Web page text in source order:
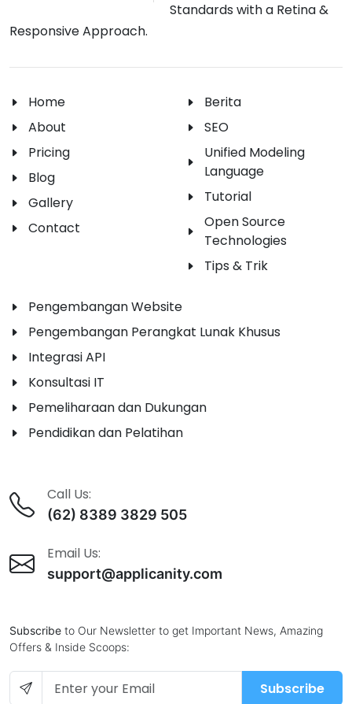
Standards with a Retina &
Responsive Approach.
Home
About
Pricing
Blog
Gallery
Contact
Berita
SEO
Unified Modeling
Language
Tutorial
Open Source
Technologies
Tips & Trik
Pengembangan Website
Pengembangan Perangkat Lunak Khusus
Integrasi API
Konsultasi IT
Pemeliharaan dan Dukungan
Pendidikan dan Pelatihan
Call Us:
(62) 8389 3829 505
Email Us:
support@applicanity.com
Subscribe to Our Newsletter to get Important News, Amazing
Offers & Inside Scoops:
Subscribe